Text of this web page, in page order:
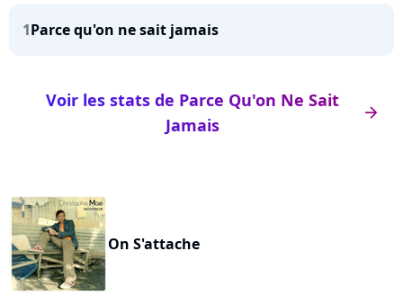
1Parce qu'on ne sait jamais
arrow_right
Voir les stats de Parce Qu'on Ne Sait
Jamais
On S'attache